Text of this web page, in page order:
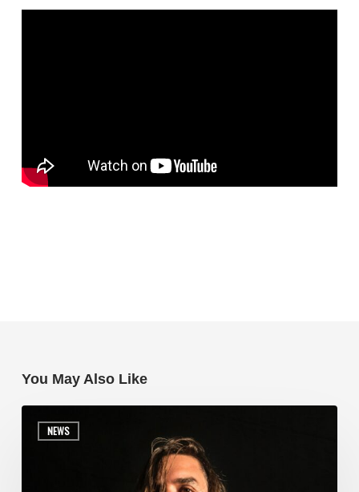
You May Also Like
NEWS